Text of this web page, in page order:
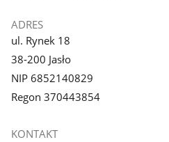
ADRES
ul. Rynek 18
38-200 Jasło
NIP 6852140829
Regon 370443854
KONTAKT